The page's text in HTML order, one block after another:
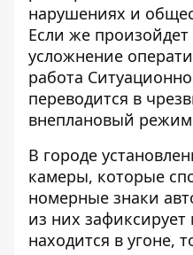
нарушениях и
Если же
усложнение
работа
переводится в
внеплановый
В городе
камеры, которые
номерные знаки
из них
находится в угоне,